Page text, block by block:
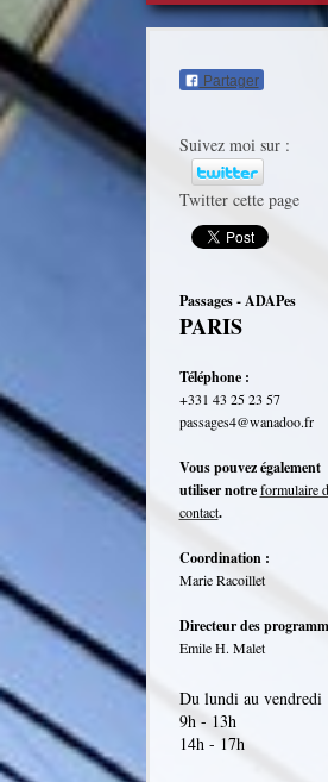
Partager
Suivez moi sur :
Twitter cette page
Passages - ADAPes
PARIS
Téléphone :
+331 43 25 23 57
passages4@wanadoo.fr
Vous pouvez également
utiliser notre formulaire
contact.
Coordination :
Marie Racoillet
Directeur des
Emile H. Malet
Du lundi au vendredi
9h - 13h
14h - 17h